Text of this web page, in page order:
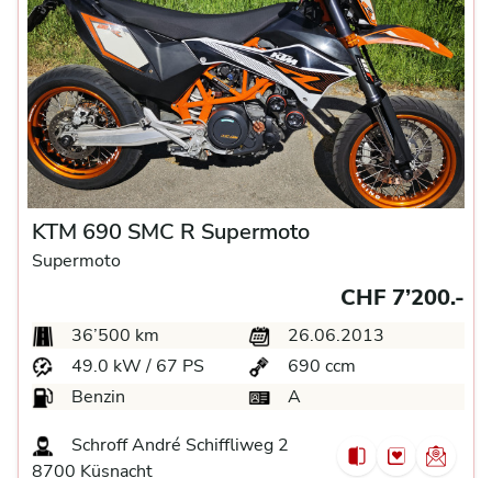
KTM 690 SMC R Supermoto
Supermoto
CHF 7’200.-
36’500 km
26.06.2013
49.0 kW / 67 PS
690 ccm
Benzin
A
Schroff André Schiffliweg 2
8700 Küsnacht